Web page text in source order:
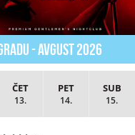
- Avgust 2026
ČET
13.
PET
14.
SUB
15.